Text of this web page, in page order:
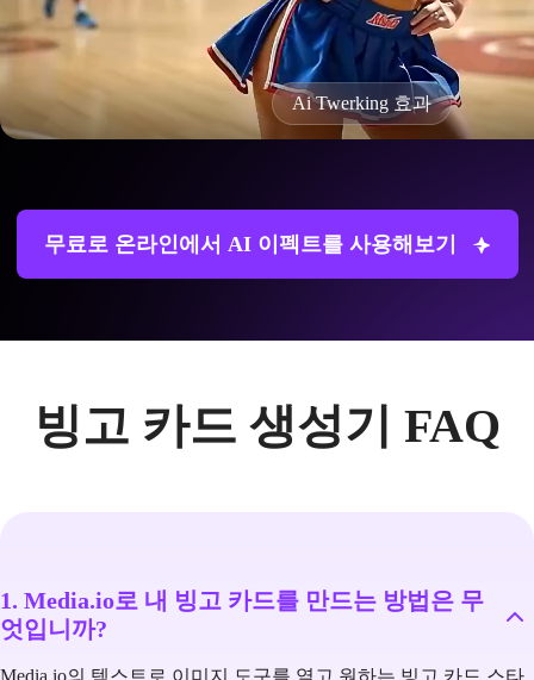
Ai Twerking 효과
무료로 온라인에서 AI 이펙트를 사용해보기
빙고 카드 생성기 FAQ
1. Media.io로 내 빙고 카드를 만드는 방법은 무
엇입니까?
Media.io의 텍스트로 이미지 도구를 열고 원하는 빙고 카드 스타